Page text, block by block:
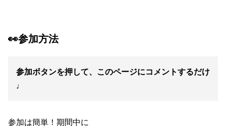
👀参加方法
参加ボタンを押して、このページにコメントするだけ
♩
参加は簡単！期間中に